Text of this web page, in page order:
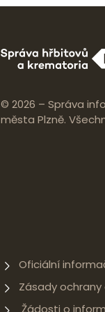
© 2026 – Správa
města Plzně.
Oficiální
Zásady ochrany
Žádosti o